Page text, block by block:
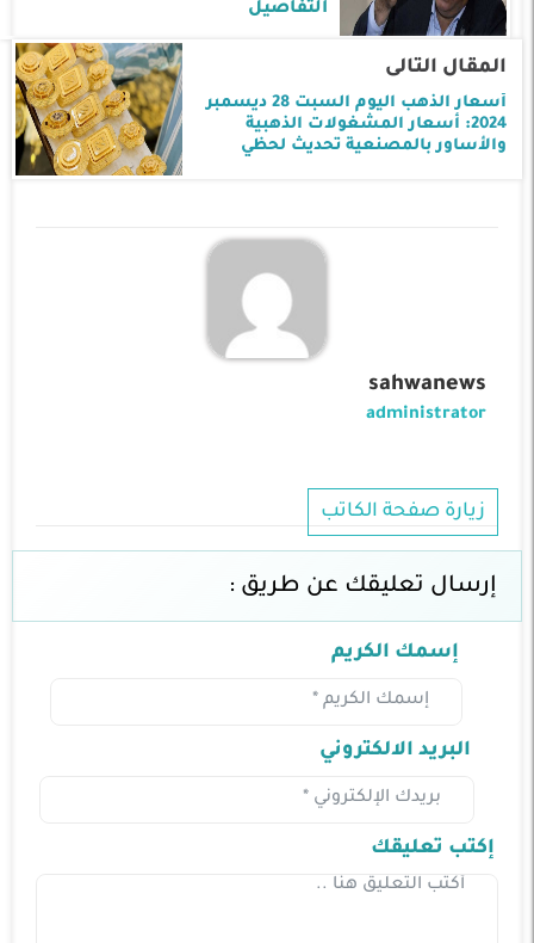
التفاصيل
المقال التالى
أسعار الذهب اليوم السبت 28 ديسمبر
2024: أسعار المشغولات الذهبية
والأساور بالمصنعية تحديث لحظي
sahwanews
administrator
زيارة صفحة الكاتب
إرسال تعليقك عن طريق :
إسمك الكريم
البريد الالكتروني
إكتب تعليقك